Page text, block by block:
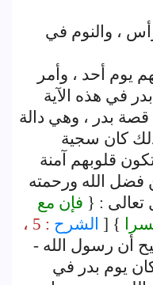
، والنوم في
يوم أحد ، وأمر
في هذه الآية
بدر ، وهي دالة
كان سجية
قلوبهم آمنة
فضل الله ورحمته
تعالى : { فإن مع
} [ الشرح
: 5 ،
أن رسول الله -
يوم بدر في